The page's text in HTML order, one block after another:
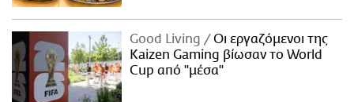
Good Living
Οι εργαζόμενοι της
Kaizen Gaming βίωσαν το World
Cup από "μέσα"